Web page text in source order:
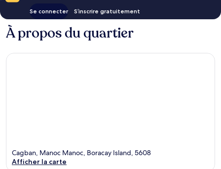
Se connecter S’inscrire gratuitement
À propos du quartier
Cagban, Manoc Manoc, Boracay Island, 5608
Afficher la carte